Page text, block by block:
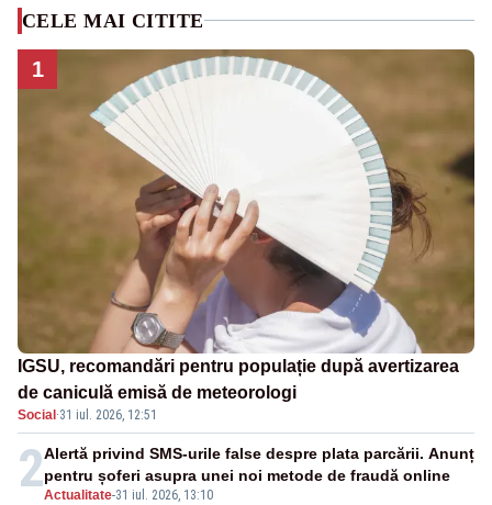
CELE MAI CITITE
1
IGSU, recomandări pentru populație după avertizarea
de caniculă emisă de meteorologi
Social ·31 iul. 2026, 12:51
2Actualitate-31 iul. 2026, 13:10
Alertă privind SMS-urile false despre plata parcării. Anunț
pentru șoferi asupra unei noi metode de fraudă online